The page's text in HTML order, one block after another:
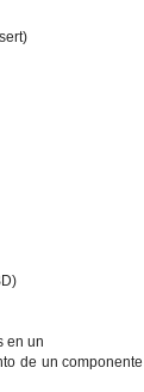
en un
de un componente